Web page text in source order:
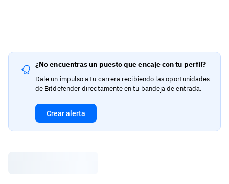
¿No encuentras un puesto que encaje con tu perfil?
Dale un impulso a tu carrera recibiendo las oportunidades
de Bitdefender directamente en tu bandeja de entrada.
Crear alerta